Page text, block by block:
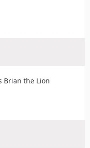
Brian the Lion